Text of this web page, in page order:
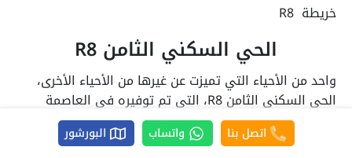
خريطة R8
الحي السكني الثامن R8
واحد من الأحياء التي تميزت عن غيرها من الأحياء الأخرى،
الحي السكني الثامن R8
، التي تم توفيره في العاصمة
الإدارية الجديدة؛ حيث يحتوي على مجموعة مميزة من
المشاريع الاستثمارية، وأغلب المشاريع المتواجدة في الحي
اتصل بنا واتساب البورشور